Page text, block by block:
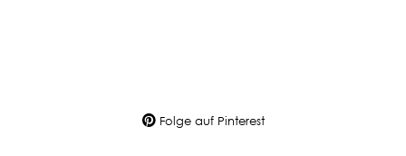
Folge auf Pinterest